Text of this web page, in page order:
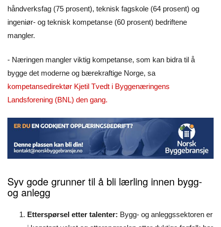
håndverksfag (75 prosent), teknisk fagskole (64 prosent) og
ingeniør- og teknisk kompetanse (60 prosent) bedriftene
mangler.
- Næringen mangler viktig kompetanse, som kan bidra til å
bygge det moderne og bærekraftige Norge, sa
kompetansedirektør Kjetil Tvedt i Byggenæringens
Landsforening (BNL) den gang.
Syv gode grunner til å bli lærling innen bygg-
og anlegg
Etterspørsel etter talenter: Bygg- og anleggssektoren er